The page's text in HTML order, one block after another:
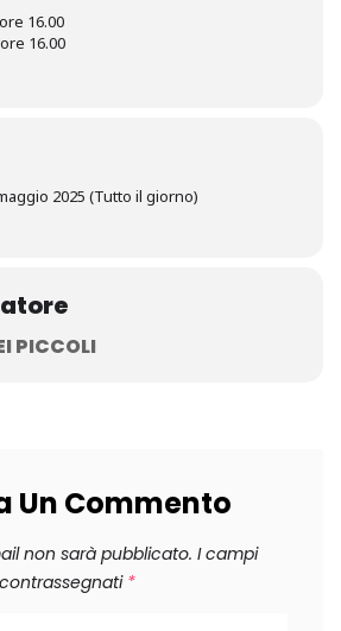
16.00
16.00
2025 (Tutto il giorno)
PICCOLI
Un Commento
non sarà pubblicato. I campi
*